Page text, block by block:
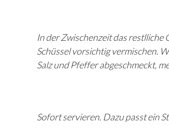
In der Zwischenzeit das restlliche
Schüssel vorsichtig vermischen.
Salz und Pfeffer abgeschmeckt,
Sofort servieren. Dazu passt ein